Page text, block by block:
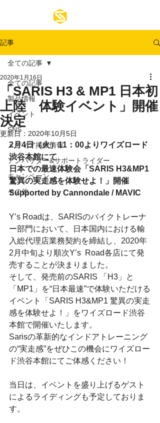
記事
全ての記事
製品情報
イベント
SNS
メディア掲載情報
アンバサダー&サポートライダー
キャンペーン
その他
全ての記事
「SARIS H3 & MP1 日本初
上陸 体験イベント」開催
決定
2020年1月16日
更新日： 2020年10月5日
2月4日（火）11：00よりワイズロード
渋谷本館にて
日本での最速体験会「SARIS H3&MP1
驚異の実走感を体験せよ！」開催
Supported by Cannondale / MAVIC
Y’s Roadは、SARISのバイクトレーナ
ー部門において、日本国内における輸
入総代理店業務契約を締結し、2020年
2月中旬より順次Y’s  Road各店にて発
売することが決まりました。
そして、発売前のSARIS 「H3」と
「MP1」を“日本最速”で体験いただける
イベント「SARIS H3&MP1 驚異の実走
感を体験せよ！」をワイズロード渋谷
本館で開催いたします。
Sarisの革新的なインドアトレーニング
の“実走感”をぜひこの機会にワイズロー
ド渋谷本館にてご体感ください！
当日は、イベントを盛り上げるゲスト
によるライディングも予定しておりま
す。